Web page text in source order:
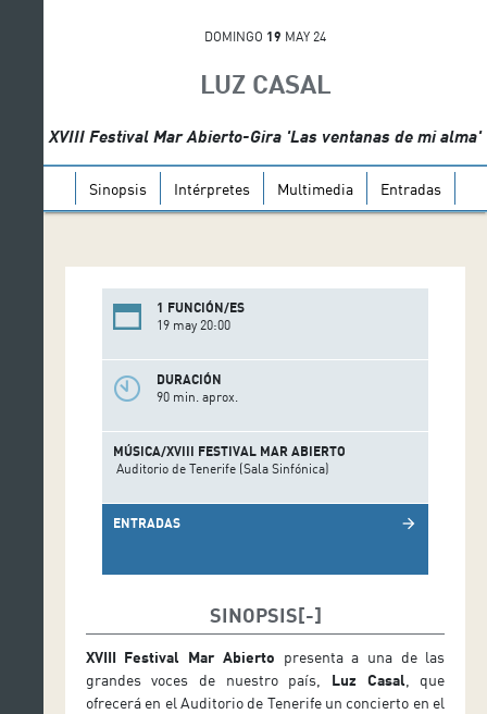
DOMINGO 19 MAY 24
LUZ CASAL
XVIII Festival Mar Abierto-Gira 'Las ventanas de mi alma'
Sinopsis Intérpretes Multimedia Entradas
1 FUNCIÓN/ES
19 may 20:00
DURACIÓN
90 min. aprox.
MÚSICA/XVIII FESTIVAL MAR ABIERTO
Auditorio de Tenerife (Sala Sinfónica)
ENTRADAS arrow_forward
SINOPSIS
XVIII Festival Mar Abierto presenta a una de las
grandes voces de nuestro país, Luz Casal, que
ofrecerá en el Auditorio de Tenerife un concierto en el